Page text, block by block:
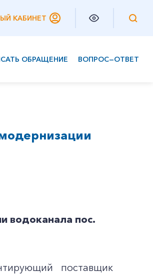
КАБИНЕТ
ОБРАЩЕНИЕ ВОПРОС—ОТВЕТ
водоканала пос.
поставщик